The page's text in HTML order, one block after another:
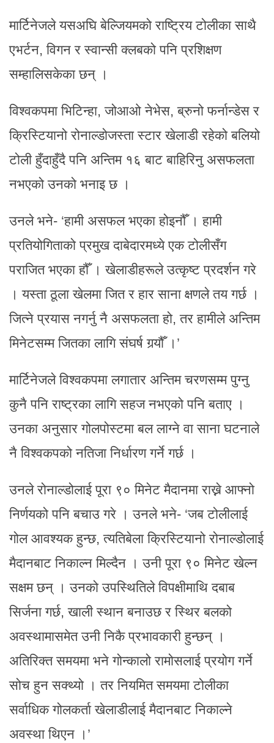
मार्टिनेजले यसअघि बेल्जियमको राष्ट्रिय टोलीका साथै
एभर्टन, विगन र स्वान्सी क्लबको पनि प्रशिक्षण
सम्हालिसकेका छन् ।
विश्वकपमा भिटिन्हा, जोआओ नेभेस, ब्रुनो फर्नान्डेस र
क्रिस्टियानो रोनाल्डोजस्ता स्टार खेलाडी रहेको बलियो
टोली हुँदाहुँदै पनि अन्तिम १६ बाट बाहिरिनु असफलता
नभएको उनको भनाइ छ ।
उनले भने- ‘हामी असफल भएका होइनौँ । हामी
प्रतियोगिताको प्रमुख दाबेदारमध्ये एक टोलीसँग
पराजित भएका हौँ । खेलाडीहरूले उत्कृष्ट प्रदर्शन गरे
। यस्ता ठूला खेलमा जित र हार साना क्षणले तय गर्छ ।
जित्ने प्रयास नगर्नु नै असफलता हो, तर हामीले अन्तिम
मिनेटसम्म जितका लागि संघर्ष गर्‍यौँ ।’
मार्टिनेजले विश्वकपमा लगातार अन्तिम चरणसम्म पुग्नु
कुनै पनि राष्ट्रका लागि सहज नभएको पनि बताए ।
उनका अनुसार गोलपोस्टमा बल लाग्ने वा साना घटनाले
नै विश्वकपको नतिजा निर्धारण गर्ने गर्छ ।
उनले रोनाल्डोलाई पूरा ९० मिनेट मैदानमा राख्ने आफ्नो
निर्णयको पनि बचाउ गरे । उनले भने- ‘जब टोलीलाई
गोल आवश्यक हुन्छ, त्यतिबेला क्रिस्टियानो रोनाल्डोलाई
मैदानबाट निकाल्न मिल्दैन । उनी पूरा ९० मिनेट खेल्न
सक्षम छन् । उनको उपस्थितिले विपक्षीमाथि दबाब
सिर्जना गर्छ, खाली स्थान बनाउछ र स्थिर बलको
अवस्थामासमेत उनी निकै प्रभावकारी हुन्छन् ।
अतिरिक्त समयमा भने गोन्कालो रामोसलाई प्रयोग गर्ने
सोच हुन सक्थ्यो । तर नियमित समयमा टोलीका
सर्वाधिक गोलकर्ता खेलाडीलाई मैदानबाट निकाल्ने
अवस्था थिएन ।’